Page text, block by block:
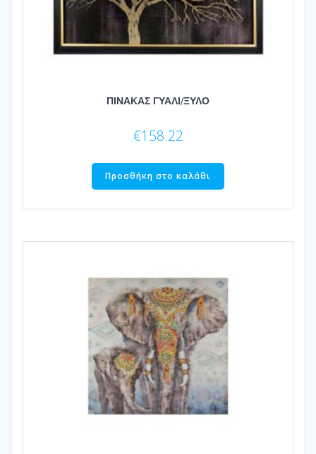
ΠΙΝΑΚΑΣ ΓΥΑΛΙ/ΞΥΛΟ
€158.22
Προσθήκη στο καλάθι